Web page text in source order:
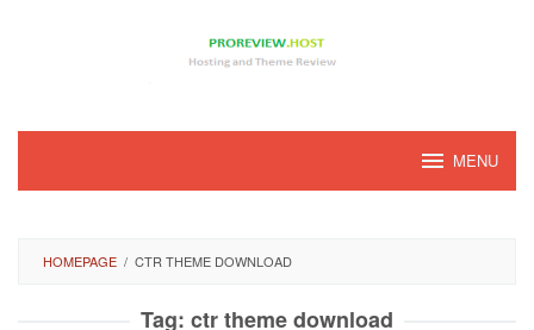
MENU
HOMEPAGE / CTR THEME DOWNLOAD
Tag: ctr theme download